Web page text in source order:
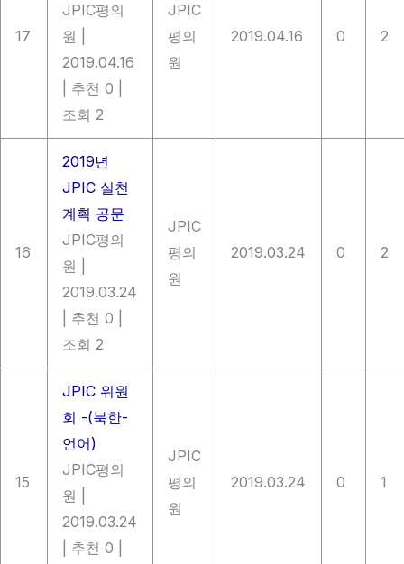
17
JPIC평의
원
2019.04.16
추천 0
조회 2
JPIC
평의
원
2019.04.16 0 2
16
2019년
JPIC 실천
계획 공문
JPIC평의
원
2019.03.24
추천 0
조회 2
JPIC
평의
원
2019.03.24 0 2
15
JPIC 위원
회 -(북한-
언어)
JPIC평의
원
2019.03.24
추천 0
JPIC
평의
원
2019.03.24 0 1